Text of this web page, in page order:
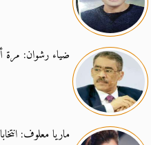
ضياء رشوان: مرة
ماريا معلوف: